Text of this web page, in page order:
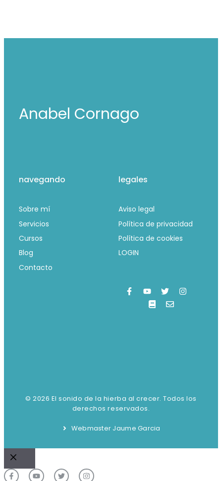
Anabel Cornago
navegando
Sobre mí
Servicios
Cursos
Blog
Contacto
legales
Aviso legal
Política de privacidad
Política de cookies
LOGIN
© 2026 El sonido de la hierba al crecer. Todos los
derechos reservados.
Webmaster Jaume Garcia
Cerrar